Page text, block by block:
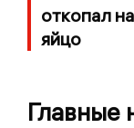
откопал
яйцо
Главные